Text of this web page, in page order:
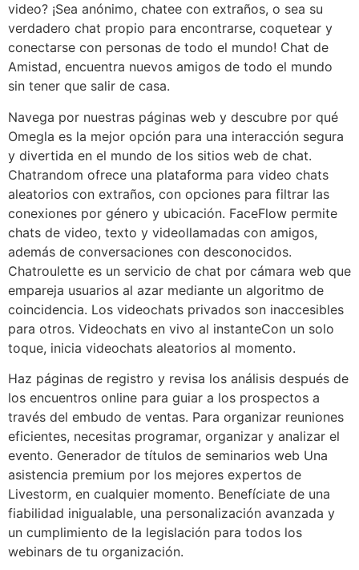
video? ¡Sea anónimo, chatee con extraños, o sea su
verdadero chat propio para encontrarse, coquetear y
conectarse con personas de todo el mundo! Chat de
Amistad, encuentra nuevos amigos de todo el mundo
sin tener que salir de casa.
Navega por nuestras páginas web y descubre por qué
Omegla es la mejor opción para una interacción segura
y divertida en el mundo de los sitios web de chat.
Chatrandom ofrece una plataforma para video chats
aleatorios con extraños, con opciones para filtrar las
conexiones por género y ubicación. FaceFlow permite
chats de video, texto y videollamadas con amigos,
además de conversaciones con desconocidos.
Chatroulette es un servicio de chat por cámara web que
empareja usuarios al azar mediante un algoritmo de
coincidencia. Los videochats privados son inaccesibles
para otros. Videochats en vivo al instanteCon un solo
toque, inicia videochats aleatorios al momento.
Haz páginas de registro y revisa los análisis después de
los encuentros online para guiar a los prospectos a
través del embudo de ventas. Para organizar reuniones
eficientes, necesitas programar, organizar y analizar el
evento. Generador de títulos de seminarios web Una
asistencia premium por los mejores expertos de
Livestorm, en cualquier momento. Benefíciate de una
fiabilidad inigualable, una personalización avanzada y
un cumplimiento de la legislación para todos los
webinars de tu organización.